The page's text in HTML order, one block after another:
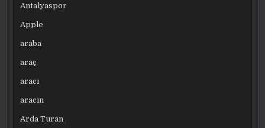
Antalyaspor
Apple
araba
araç
aracı
aracın
Arda Turan